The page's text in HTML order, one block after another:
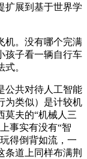
扩展到基于世界学
。没有哪个完满
孩子看一辆自行车
。
共对待人工智能
为类似）是计较机
莫夫的“机械人三
事实有没有“智
得倒背如流，一
条道上同样布满荆